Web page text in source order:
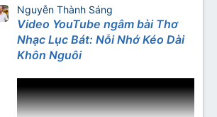
Nguồn thơ (gõ từ khoá): Nhất
Lang Thư Quán
Nguyễn Thành Sáng
Video YouTube ngâm bài Thơ
Nhạc Lục Bát: Nỗi Nhớ Kéo Dài
Khôn Nguôi